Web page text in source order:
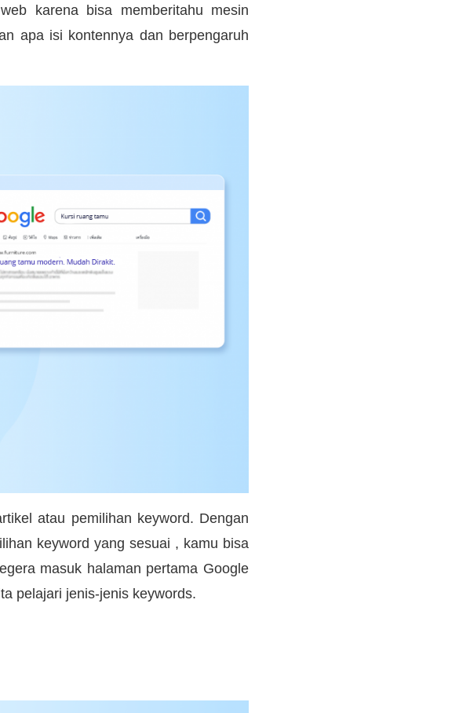
karena bisa memberitahu mesin
apa isi kontennya dan berpengaruh
atau pemilihan keyword. Dengan
keyword yang sesuai , kamu bisa
masuk halaman pertama Google
pelajari jenis-jenis keywords.